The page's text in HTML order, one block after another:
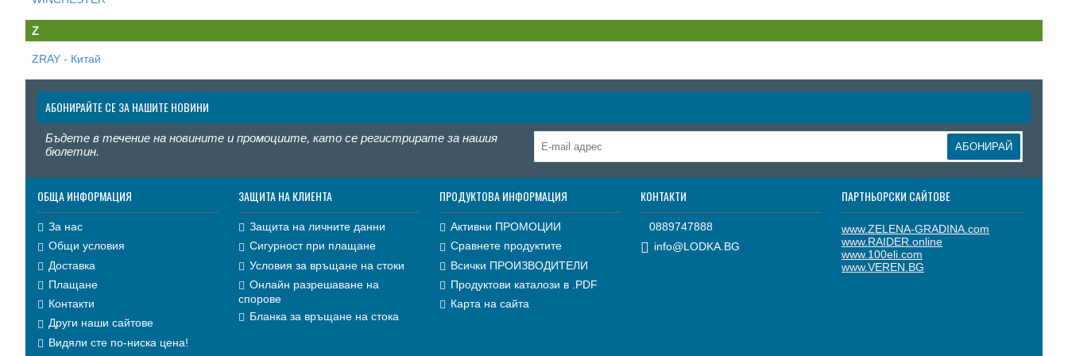
Z
ZRAY - Китай
АБОНИРАЙТЕ СЕ ЗА НАШИТЕ НОВИНИ
Бъдете в течение на новините и промоциите, като се регистрирате за нашия
бюлетин.
АБОНИРАЙ
ОБЩА ИНФОРМАЦИЯ
За нас
Общи условия
Доставка
Плащане
Контакти
Други наши сайтове
Видяли сте по-ниска цена!
ЗАЩИТА НА КЛИЕНТА
Защита на личните данни
Сигурност при плащане
Условия за връщане на стоки
Онлайн разрешаване на
спорове
Бланка за връщане на стока
ПРОДУКТОВА ИНФОРМАЦИЯ
Активни ПРОМОЦИИ
Сравнете продуктите
Всички ПРОИЗВОДИТЕЛИ
Продуктови каталози в .PDF
Карта на сайта
КОНТАКТИ
0889747888
info@LODKA.BG
ПАРТНЬОРСКИ САЙТОВЕ
www.ZELENA-GRADINA.com
www.RAIDER.online
www.100eli.com
www.VEREN.BG